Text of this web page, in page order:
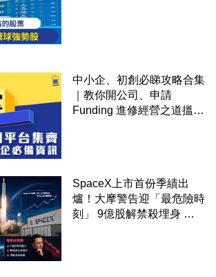
中小企、初創必睇攻略合集
｜教你開公司、申請
Funding 進修經營之道搵大
SpaceX上市首份季績出
爐！大摩警告迎「最危險時
刻」 9億股解禁殺埋身 拆